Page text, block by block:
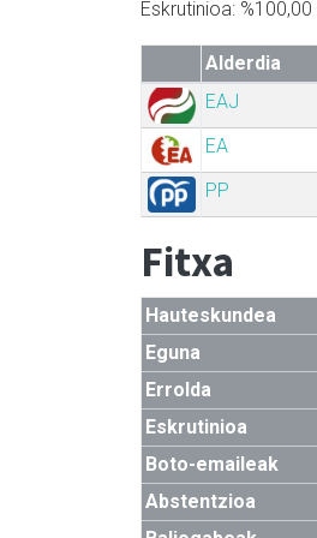
Eskrutinioa: %100,00
Alderdia
EAJ
EA
PP
Fitxa
Hauteskundea
Eguna
Errolda
Eskrutinioa
Boto-emaileak
Abstentzioa